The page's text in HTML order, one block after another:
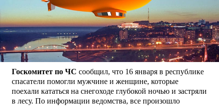
Госкомитет по ЧС сообщил, что 16 января в республике
спасатели помогли мужчине и женщине, которые
поехали кататься на снегоходе глубокой ночью и застряли
в лесу. По информации ведомства, все произошло